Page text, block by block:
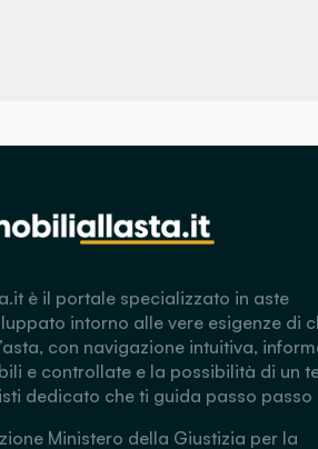
è il portale specializzato in aste
intorno alle vere esigenze di
con navigazione intuitiva,
e controllate e la possibilità di un
dedicato che ti guida passo passo
Ministero della Giustizia per la